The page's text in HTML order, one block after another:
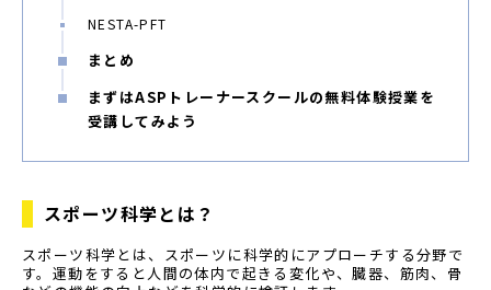
NESTA-PFT
まとめ
まずはASPトレーナースクールの無料体験授業を
受講してみよう
スポーツ科学とは？
スポーツ科学とは、スポーツに科学的にアプローチする分野で
す。運動をすると人間の体内で起きる変化や、臓器、筋肉、骨